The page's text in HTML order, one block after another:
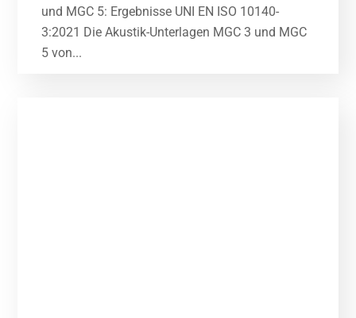
und MGC 5: Ergebnisse UNI EN ISO 10140-
3:2021 Die Akustik-Unterlagen MGC 3 und MGC
5 von...